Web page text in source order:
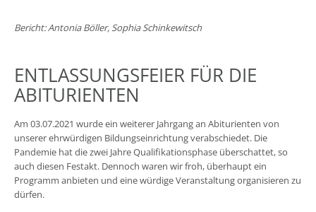
Bericht: Antonia Böller, Sophia Schinkewitsch
ENTLASSUNGSFEIER FÜR DIE
ABITURIENTEN
Am 03.07.2021 wurde ein weiterer Jahrgang an Abiturienten von
unserer ehrwürdigen Bildungseinrichtung verabschiedet. Die
Pandemie hat die zwei Jahre Qualifikationsphase überschattet, so
auch diesen Festakt. Dennoch waren wir froh, überhaupt ein
Programm anbieten und eine würdige Veranstaltung organisieren zu
dürfen.